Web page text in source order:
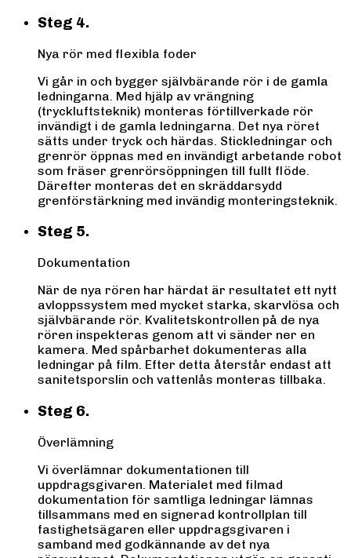
Steg 4.
Nya rör med flexibla foder
Vi går in och bygger självbärande rör i de gamla
ledningarna. Med hjälp av vrängning
(tryckluftsteknik) monteras förtillverkade rör
invändigt i de gamla ledningarna. Det nya röret
sätts under tryck och härdas. Stickledningar och
grenrör öppnas med en invändigt arbetande robot
som fräser grenrörsöppningen till fullt flöde.
Därefter monteras det en skräddarsydd
grenförstärkning med invändig monteringsteknik.
Steg 5.
Dokumentation
När de nya rören har härdat är resultatet ett nytt
avloppssystem med mycket starka, skarvlösa och
självbärande rör. Kvalitetskontrollen på de nya
rören inspekteras genom att vi sänder ner en
kamera. Med spårbarhet dokumenteras alla
ledningar på film. Efter detta återstår endast att
sanitetsporslin och vattenlås monteras tillbaka.
Steg 6.
Överlämning
Vi överlämnar dokumentationen till
uppdragsgivaren. Materialet med filmad
dokumentation för samtliga ledningar lämnas
tillsammans med en signerad kontrollplan till
fastighetsägaren eller uppdragsgivaren i
samband med godkännande av det nya